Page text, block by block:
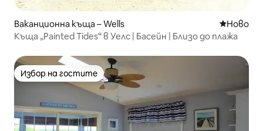
Ваканционна къща – Wells Ново
Ново
Къща „Painted Tides“ в Уелс | Басейн | Близо до плажа
Избор на гостите
Избор на гостите